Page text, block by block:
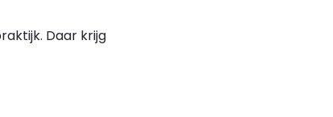
Daar krijg